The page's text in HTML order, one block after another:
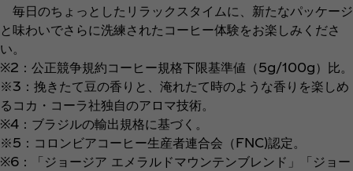
毎日のちょっとしたリラックスタイムに、新たなパッケージ
と味わいでさらに洗練されたコーヒー体験をお楽しみくださ
い。
※2：公正競争規約コーヒー規格下限基準値（5g/100g）比。
※3：挽きたて豆の香りと、淹れたて時のような香りを楽しめ
るコカ・コーラ社独自のアロマ技術。
※4：ブラジルの輸出規格に基づく。
※5：コロンビアコーヒー生産者連合会（FNC)認定。
※6：「ジョージア エメラルドマウンテンブレンド」「ジョー